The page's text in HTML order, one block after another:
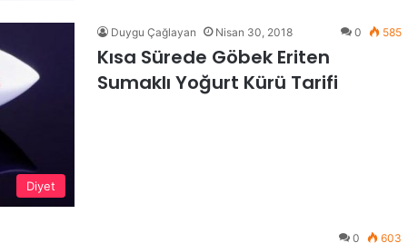
Diyet
Duygu Çağlayan Nisan 30, 2018 0 585
Kısa Sürede Göbek Eriten
Sumaklı Yoğurt Kürü Tarifi
0 603